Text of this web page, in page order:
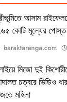
আসাম
কোটি মূল্যের পোস্ত
baraktaranga.com
মিজো দুই
চত্বরে ভিডিও
মহিলা